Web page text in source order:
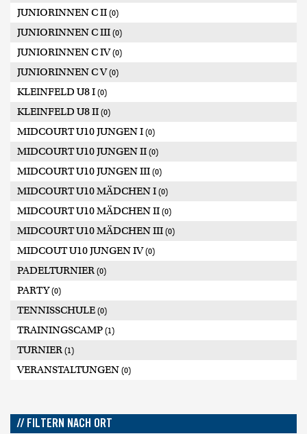
JUNIORINNEN C II (0)
JUNIORINNEN C III (0)
JUNIORINNEN C IV(0)
JUNIORINNEN C V(0)
KLEINFELD U8 I (0)
KLEINFELD U8 II (0)
MIDCOURT U10 JUNGEN I (0)
MIDCOURT U10 JUNGEN II (0)
MIDCOURT U10 JUNGEN III (0)
MIDCOURT U10 MÄDCHEN I (0)
MIDCOURT U10 MÄDCHEN II (0)
MIDCOURT U10 MÄDCHEN III (0)
MIDCOUT U10 JUNGEN IV(0)
PADELTURNIER (0)
PARTY(0)
TENNISSCHULE (0)
TRAININGSCAMP (1)
TURNIER (1)
VERANSTALTUNGEN (0)
// FILTERN NACH ORT